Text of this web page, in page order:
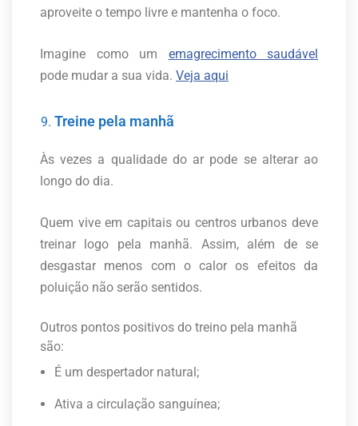
aproveite o tempo livre e mantenha o foco.
Imagine como um emagrecimento saudável
pode mudar a sua vida. Veja aqui
Treine pela manhã
Às vezes a qualidade do ar pode se alterar ao
longo do dia.
Quem vive em capitais ou centros urbanos deve
treinar logo pela manhã. Assim, além de se
desgastar menos com o calor os efeitos da
poluição não serão sentidos.
Outros pontos positivos do treino pela manhã
são:
É um despertador natural;
Ativa a circulação sanguínea;